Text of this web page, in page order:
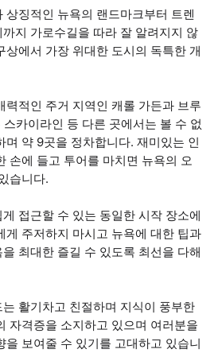
상징적인 뉴욕의 랜드마크부터 트렌
지 가로수길을 따라 잘 알려지지 않
상에서 가장 위대한 도시의 독특한 개
력적인 주거 지역인 캐롤 가든과 브루
카이라인 등 다른 곳에서는 볼 수 없
며 약 9곳을 정차합니다. 재미있는 인
손에 들고 투어를 마치면 뉴욕의 오
습니다.
접근할 수 있는 동일한 시작 장소에
게 주저하지 마시고 뉴욕에 대한 팁과
최대한 즐길 수 있도록 최선을 다해
활기차고 친절하며 지식이 풍부한
자격증을 소지하고 있으며 여러분을
을 보여줄 수 있기를 고대하고 있습니